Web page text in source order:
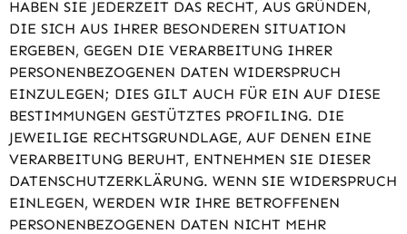
HABEN SIE JEDERZEIT DAS RECHT, AUS GRÜNDEN,
DIE SICH AUS IHRER BESONDEREN SITUATION
ERGEBEN, GEGEN DIE VERARBEITUNG IHRER
PERSONENBEZOGENEN DATEN WIDERSPRUCH
EINZULEGEN; DIES GILT AUCH FÜR EIN AUF DIESE
BESTIMMUNGEN GESTÜTZTES PROFILING. DIE
JEWEILIGE RECHTSGRUNDLAGE, AUF DENEN EINE
VERARBEITUNG BERUHT, ENTNEHMEN SIE DIESER
DATENSCHUTZERKLÄRUNG. WENN SIE WIDERSPRUCH
EINLEGEN, WERDEN WIR IHRE BETROFFENEN
PERSONENBEZOGENEN DATEN NICHT MEHR